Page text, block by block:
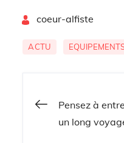
pour preserver
coeur-alfiste
ACTU
Pensez à
un long